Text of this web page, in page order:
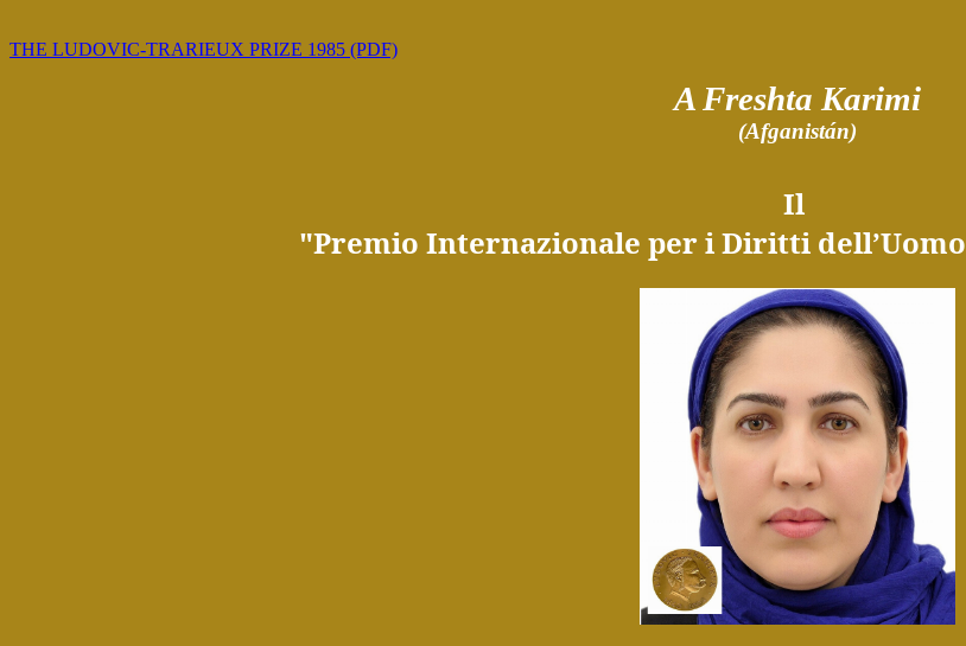
THE LUDOVIC-TRARIEUX PRIZE 1985 (PDF)
A Freshta Karimi
(Afganistán)
Il
"Premio Internazionale per i Diritti dell’Uomo